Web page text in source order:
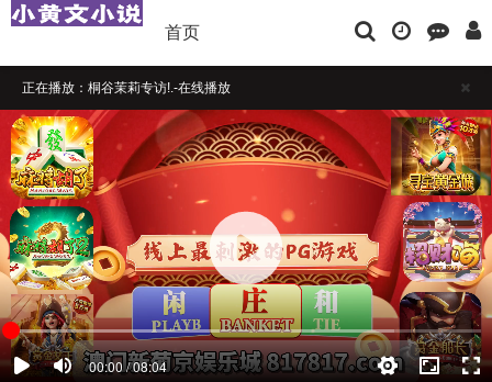
首页
播放卡顿时，请做适当缓冲
如果觉得不错，请点击下方横幅广告注册支持，本站担保注册送彩金